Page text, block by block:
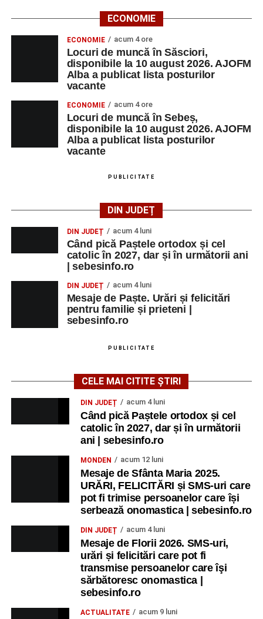
ECONOMIE
ECONOMIE acum 4 ore
Locuri de muncă în Săsciori,
disponibile la 10 august 2026. AJOFM
Alba a publicat lista posturilor
vacante
ECONOMIE acum 4 ore
Locuri de muncă în Sebeș,
disponibile la 10 august 2026. AJOFM
Alba a publicat lista posturilor
vacante
PUBLICITATE
DIN JUDEȚ
DIN JUDEȚ acum 4 luni
Când pică Paștele ortodox și cel
catolic în 2027, dar și în următorii ani
| sebesinfo.ro
DIN JUDEȚ acum 4 luni
Mesaje de Paște. Urări și felicitări
pentru familie și prieteni |
sebesinfo.ro
PUBLICITATE
CELE MAI CITITE ȘTIRI
DIN JUDEȚ acum 4 luni
Când pică Paștele ortodox și cel
catolic în 2027, dar și în următorii
ani | sebesinfo.ro
MONDEN acum 12 luni
Mesaje de Sfânta Maria 2025.
URĂRI, FELICITĂRI și SMS-uri care
pot fi trimise persoanelor care își
serbează onomastica | sebesinfo.ro
DIN JUDEȚ acum 4 luni
Mesaje de Florii 2026. SMS-uri,
urări și felicitări care pot fi
transmise persoanelor care îşi
sărbătoresc onomastica |
sebesinfo.ro
ACTUALITATE acum 9 luni